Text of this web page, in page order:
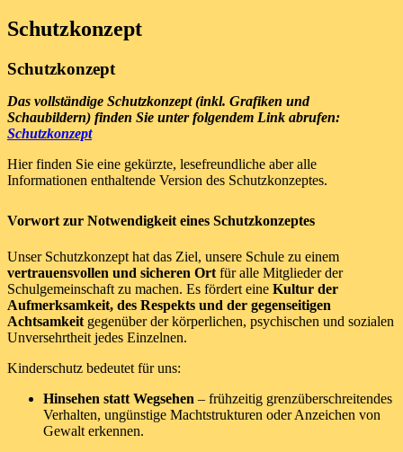
Schutzkonzept
Schutzkonzept
Das vollständige Schutzkonzept (inkl. Grafiken und
Schaubildern) finden Sie unter folgendem Link abrufen:
Schutzkonzept
Hier finden Sie eine gekürzte, lesefreundliche aber alle
Informationen enthaltende Version des Schutzkonzeptes.
Vorwort zur Notwendigkeit eines Schutzkonzeptes
Unser Schutzkonzept hat das Ziel, unsere Schule zu einem
vertrauensvollen und sicheren Ort für alle Mitglieder der
Schulgemeinschaft zu machen. Es fördert eine Kultur der
Aufmerksamkeit, des Respekts und der gegenseitigen
Achtsamkeit gegenüber der körperlichen, psychischen und sozialen
Unversehrtheit jedes Einzelnen.
Kinderschutz bedeutet für uns:
Hinsehen statt Wegsehen – frühzeitig grenzüberschreitendes
Verhalten, ungünstige Machtstrukturen oder Anzeichen von
Gewalt erkennen.